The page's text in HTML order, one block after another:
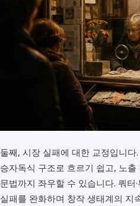
둘째, 시장 실패에 대한 교정입니
승자독식 구조로 흐르기 쉽고, 노
문법까지 좌우할 수 있습니다. 쿼터
실패를 완화하며 창작 생태계의 지